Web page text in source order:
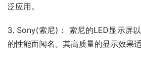
泛应用。
3. Sony(索尼)： 索尼的LED显示屏
的性能而闻名。其高质量的显示效果